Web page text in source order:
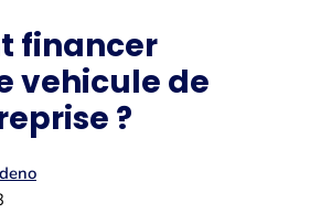
financer
vehicule de
?